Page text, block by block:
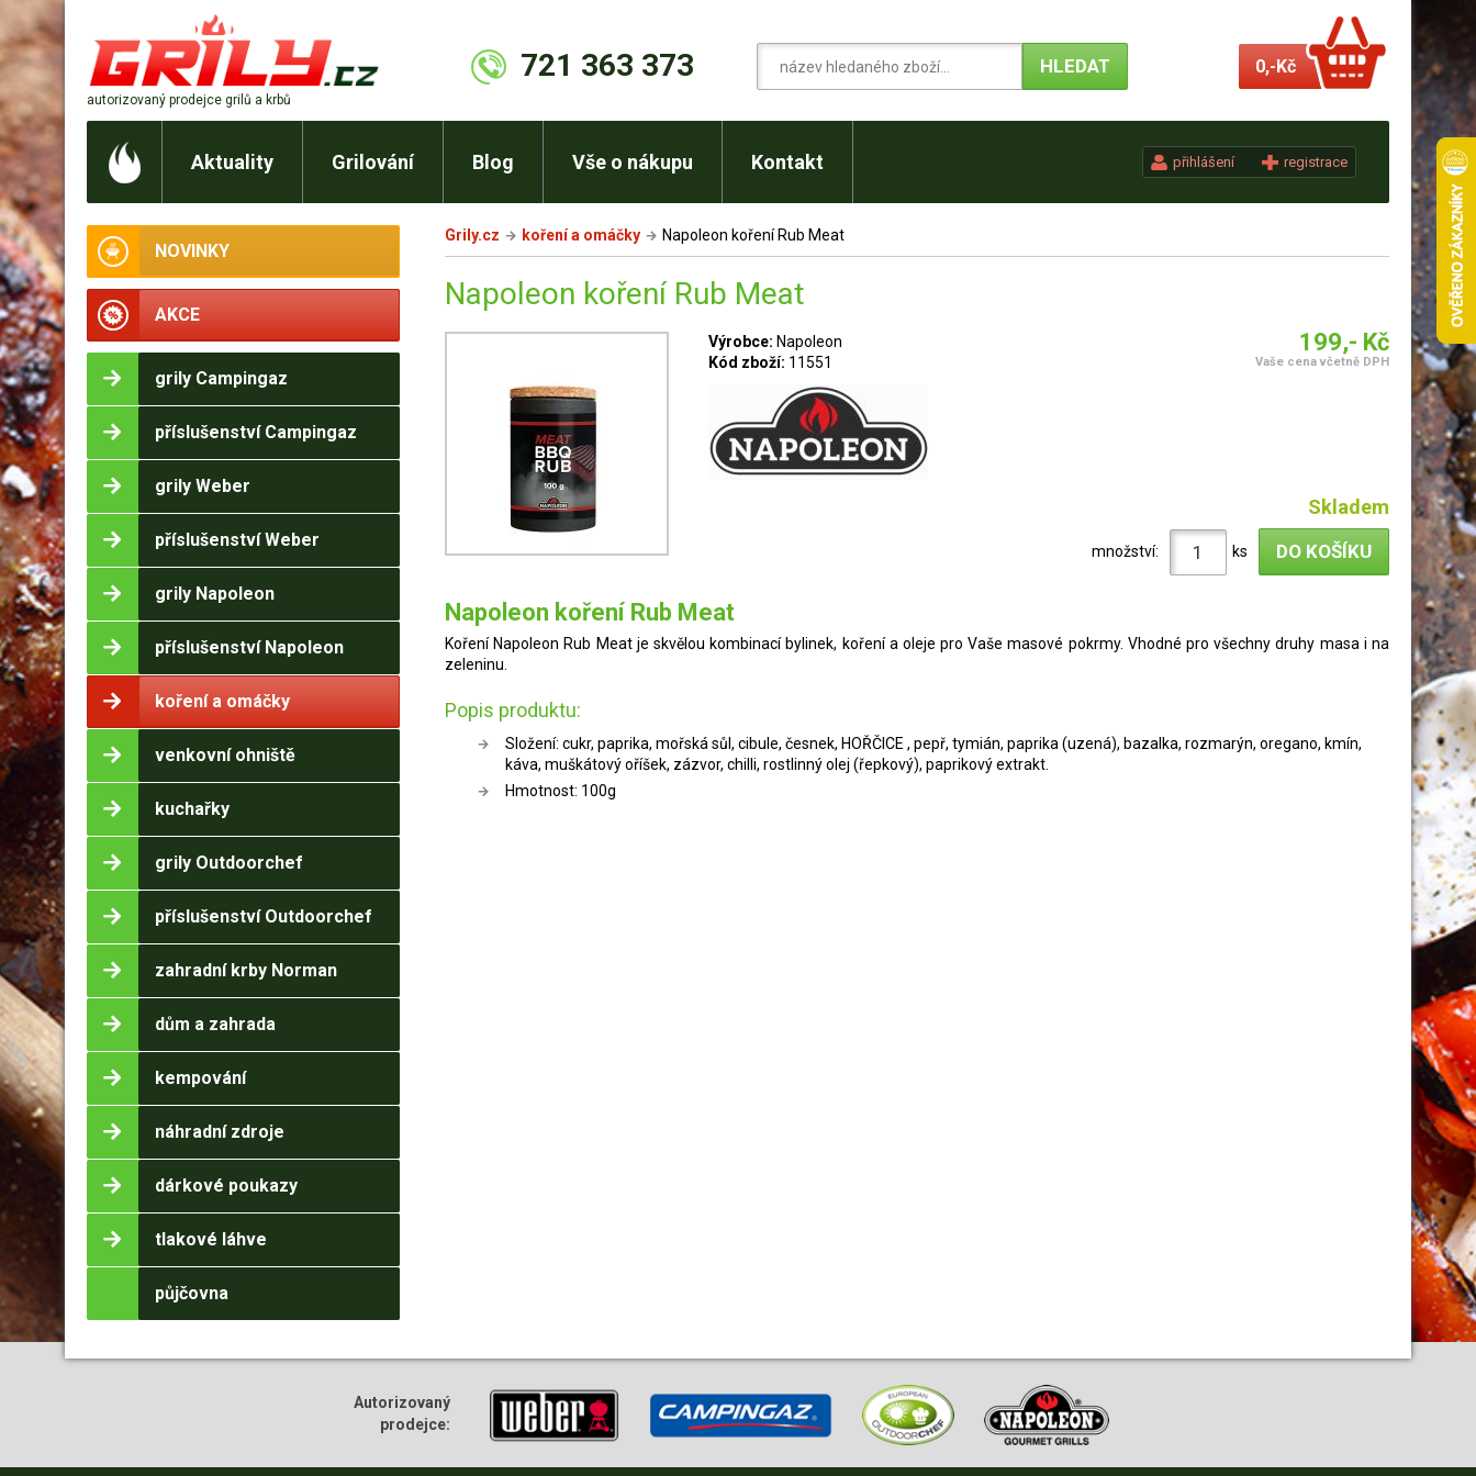
autorizovaný prodejce grilů a krbů
721 363 373 0,-Kč
Aktuality Grilování Blog Vše o nákupu Kontakt přihlášení registrace
NOVINKY
AKCE
grily Campingaz
příslušenství Campingaz
grily Weber
příslušenství Weber
grily Napoleon
příslušenství Napoleon
koření a omáčky
venkovní ohniště
kuchařky
grily Outdoorchef
příslušenství Outdoorchef
zahradní krby Norman
dům a zahrada
kempování
náhradní zdroje
dárkové poukazy
tlakové láhve
půjčovna
Grily.cz koření a omáčky Napoleon koření Rub Meat
Napoleon koření Rub Meat
199,- Kč
Vaše cena včetně DPH
Výrobce: Napoleon
Kód zboží: 11551
Skladem
množství: ks
Napoleon koření Rub Meat
Koření Napoleon Rub Meat je skvělou kombinací bylinek, koření a oleje pro Vaše masové pokrmy. Vhodné pro všechny druhy masa i na
zeleninu.
Popis produktu:
Složení: cukr, paprika, mořská sůl, cibule, česnek, HOŘČICE , pepř, tymián, paprika (uzená), bazalka, rozmarýn, oregano, kmín,
káva, muškátový oříšek, zázvor, chilli, rostlinný olej (řepkový), paprikový extrakt.
Hmotnost: 100g
Autorizovaný
prodejce: